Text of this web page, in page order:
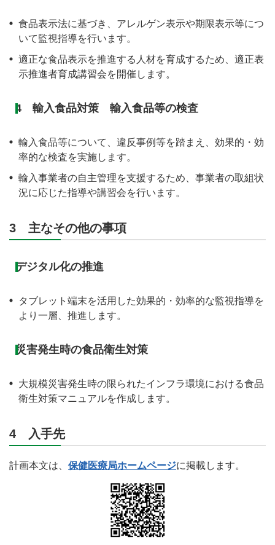
食品表示法に基づき、アレルゲン表示や期限表示等につ
いて監視指導を行います。
適正な食品表示を推進する人材を育成するため、適正表
示推進者育成講習会を開催します。
4 輸入食品対策 輸入食品等の検査
輸入食品等について、違反事例等を踏まえ、効果的・効
率的な検査を実施します。
輸入事業者の自主管理を支援するため、事業者の取組状
況に応じた指導や講習会を行います。
3 主なその他の事項
デジタル化の推進
タブレット端末を活用した効果的・効率的な監視指導を
より一層、推進します。
災害発生時の食品衛生対策
大規模災害発生時の限られたインフラ環境における食品
衛生対策マニュアルを作成します。
4 入手先
計画本文は、 保健医療局ホームページに掲載します。